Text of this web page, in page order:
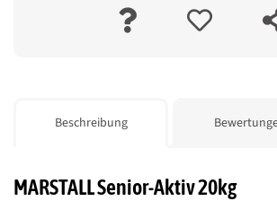
Beschreibung
MARSTALL Senior-Aktiv 20kg